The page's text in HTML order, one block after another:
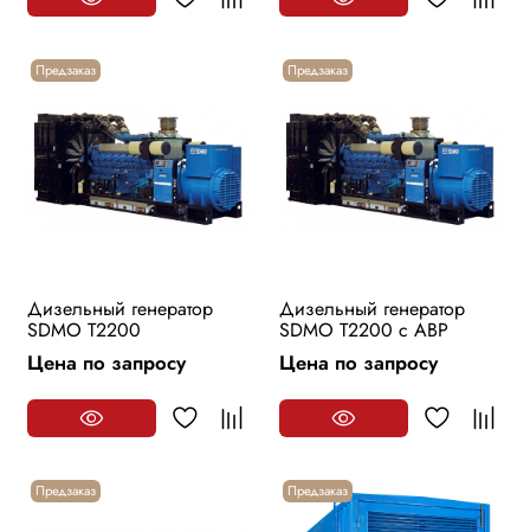
Предзаказ
Дизельный генератор
SDMO T2200
Цена по запросу
Предзаказ
Дизельный генератор
SDMO T2200 с АВР
Цена по запросу
Предзаказ Предзаказ